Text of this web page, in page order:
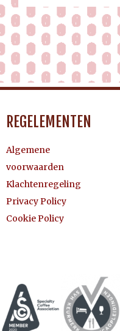
REGELEMENTEN
Algemene
voorwaarden
Klachtenregeling
Privacy Policy
Cookie Policy